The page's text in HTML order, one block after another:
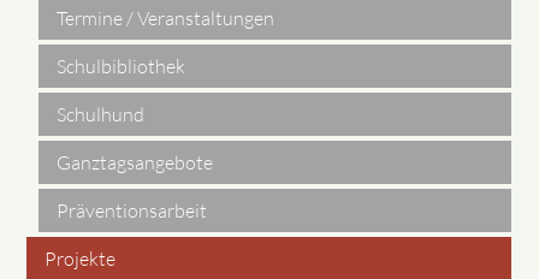
Termine / Veranstaltungen
Schulbibliothek
Schulhund
Ganztagsangebote
Präventionsarbeit
Projekte